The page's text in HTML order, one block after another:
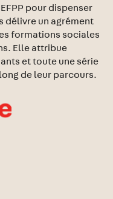
pour dispenser
délivre un agrément
formations sociales
Elle attribue
et toute une série
de leur parcours.